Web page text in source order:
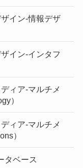
イン-情報デザ
イン-インタフ
ィア-マルチメ
）
ィア-マルチメ
）
タベース